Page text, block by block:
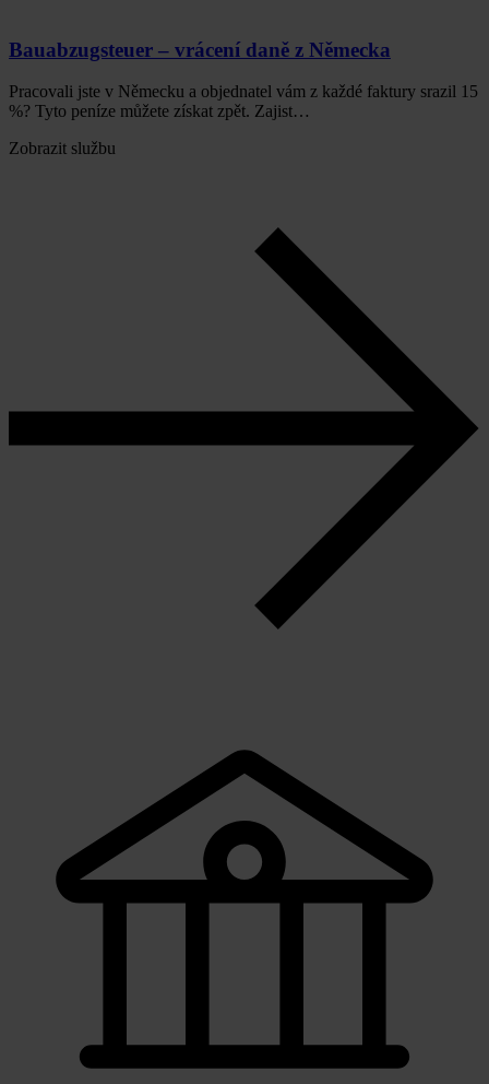
Bauabzugsteuer – vrácení daně z Německa
Pracovali jste v Německu a objednatel vám z každé faktury srazil 15
%? Tyto peníze můžete získat zpět. Zajist…
Zobrazit službu